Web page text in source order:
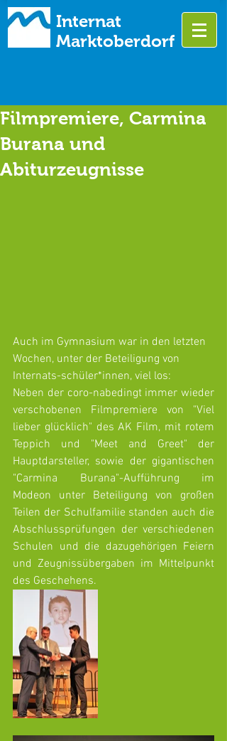
Internat
Marktoberdorf
Filmpremiere, Carmina
Burana und
Abiturzeugnisse
Auch im Gymnasium war in den letzten
Wochen, unter der Beteiligung von
Internats-schüler*innen, viel los:
Neben der coro-nabedingt immer wieder
verschobenen Filmpremiere von "Viel
lieber glücklich" des AK Film, mit rotem
Teppich und "Meet and Greet" der
Hauptdarsteller, sowie der gigantischen
"Carmina Burana"-Aufführung im
Modeon unter Beteiligung von großen
Teilen der Schulfamilie standen auch die
Abschlussprüfungen der verschiedenen
Schulen und die dazugehörigen Feiern
und Zeugnissübergaben im Mittelpunkt
des Geschehens.